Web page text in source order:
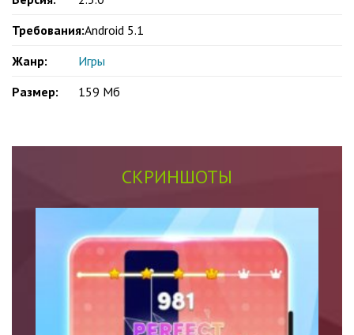
Требования:Android 5.1
Жанр:
Игры
Размер:
159 Мб
СКРИНШОТЫ